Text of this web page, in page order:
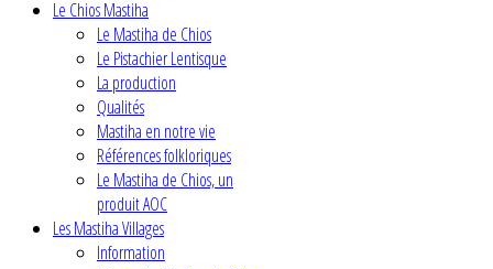
Le Chios Mastiha
Le Mastiha de Chios
Le Pistachier Lentisque
La production
Qualités
Mastiha en notre vie
Références folkloriques
Le Mastiha de Chios, un
produit AOC
Les Mastiha Villages
Information